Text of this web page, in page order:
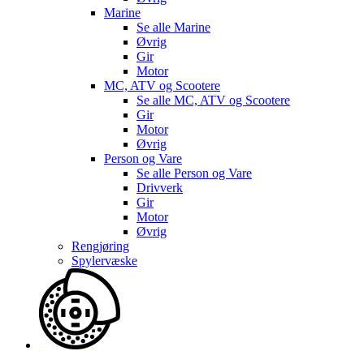
Marine
Se alle Marine
Øvrig
Gir
Motor
MC, ATV og Scootere
Se alle MC, ATV og Scootere
Gir
Motor
Øvrig
Person og Vare
Se alle Person og Vare
Drivverk
Gir
Motor
Øvrig
Rengjøring
Spylervæske